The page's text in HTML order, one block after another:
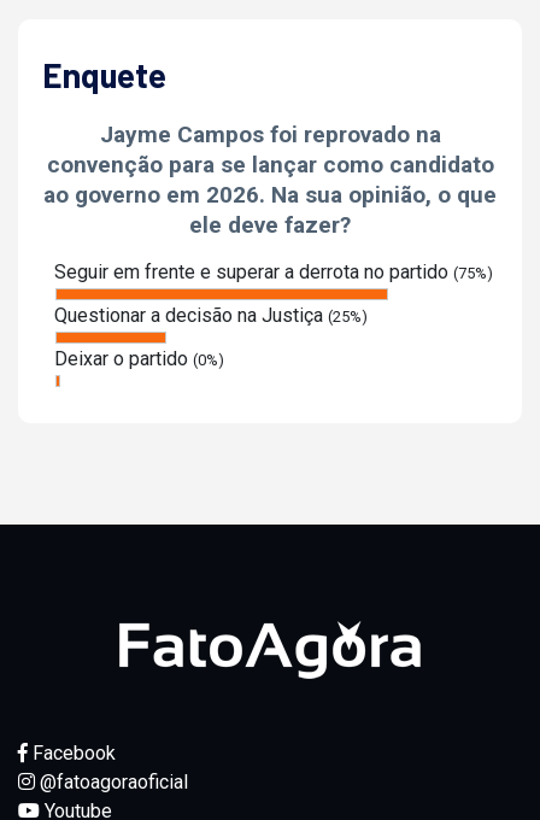
Enquete
Jayme Campos foi reprovado na
convenção para se lançar como candidato
ao governo em 2026. Na sua opinião, o que
ele deve fazer?
Seguir em frente e superar a derrota no partido (75%)
Questionar a decisão na Justiça (25%)
Deixar o partido (0%)
Facebook
@fatoagoraoficial
Youtube